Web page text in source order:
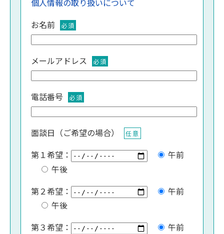
個人情報の取り扱いについて
お名前
必須
メールアドレス 必須
電話番号 必須
面談日（ご希望の場合） 任意
第１希望：
午前
午後
第２希望：
午前
午後
第３希望：
午前